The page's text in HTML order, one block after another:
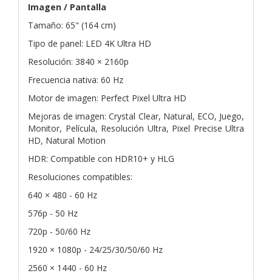
Imagen / Pantalla
Tamaño: 65" (164 cm)
Tipo de panel: LED 4K Ultra HD
Resolución: 3840 × 2160p
Frecuencia nativa: 60 Hz
Motor de imagen: Perfect Pixel Ultra HD
Mejoras de imagen: Crystal Clear, Natural, ECO, Juego,
Monitor, Película, Resolución Ultra, Pixel Precise Ultra
HD, Natural Motion
HDR: Compatible con HDR10+ y HLG
Resoluciones compatibles:
640 × 480 - 60 Hz
576p - 50 Hz
720p - 50/60 Hz
1920 × 1080p - 24/25/30/50/60 Hz
2560 × 1440 - 60 Hz